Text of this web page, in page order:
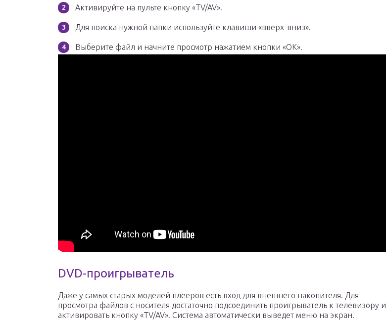
Активируйте на пульте кнопку «TV/AV».
Для поиска нужной папки используйте клавиши «вверх-вниз».
Выберите файл и начните просмотр нажатием кнопки «ОК».
DVD-проигрыватель
Даже у самых старых моделей плееров есть вход для внешнего накопителя. Для
просмотра файлов с носителя достаточно подсоединить проигрыватель к телевизору и
активировать кнопку «TV/AV». Система автоматически выведет меню на экран.